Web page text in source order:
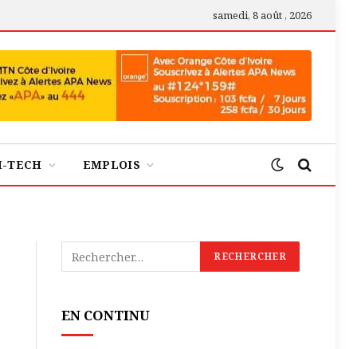
samedi, 8 août , 2026
TECH EMPLOIS
EN CONTINU